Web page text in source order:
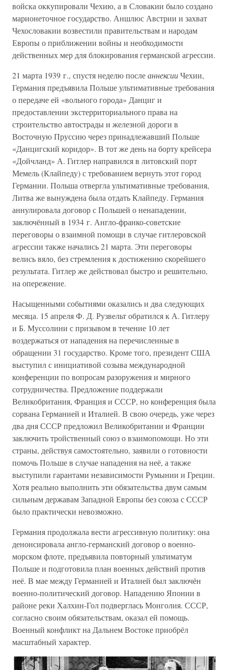
войска оккупировали Чехию, а в Словакии было создано
марионеточное государство. Аншлюс Австрии и захват
Чехословакии возвестили правительствам и народам
Европы о приближении войны и необходимости
действенных мер для блокирования германской агрессии.
21 марта 1939 г., спустя неделю послеаннексииЧехии,
Германия предъявила Польше ультимативные требования
о передаче ей «вольного города» Данциг и
предоставлении экстерриториального права на
строительство автострады и железной дороги в
Восточную Пруссию через принадлежавший Польше
«Данцигский коридор». В тот же день на борту крейсера
«Дойчланд» А. Гитлер направился в литовский порт
Мемель (Клайпеду) с требованием вернуть этот город
Германии. Польша отвергла ультимативные требования,
Литва же вынуждена была отдать Клайпеду. Германия
аннулировала договор с Польшей о ненападении,
заключённый в 1934 г. Англо-франко-советские
переговоры о взаимной помощи в случае гитлеровской
агрессии также начались 21 марта. Эти переговоры
велись вяло, без стремления к достижению скорейшего
результата. Гитлер же действовал быстро и решительно,
на опережение.
Насыщенными событиями оказались и два следующих
месяца. 15 апреля Ф. Д. Рузвельт обратился к А. Гитлеру
и Б. Муссолини с призывом в течение 10 лет
воздержаться от нападения на перечисленные в
обращении 31 государство. Кроме того, президент США
выступил с инициативой созыва международной
конференции по вопросам разоружения и мирного
сотрудничества. Предложение поддержали
Великобритания, Франция и СССР, но конференция была
сорвана Германией и Италией. В свою очередь, уже через
два дня СССР предложил Великобритании и Франции
заключить тройственный союз о взаимопомощи. Но эти
страны, действуя самостоятельно, заявили о готовности
помочь Польше в случае нападения на неё, а также
выступили гарантами независимости Румынии и Греции.
Хотя реально выполнить эти обязательства двум самым
сильным державам Западной Европы без союза с СССР
было практически невозможно.
Германия продолжала вести агрессивную политику: она
денонсировала англо-германский договор о военно-
морском флоте, предъявила повторный ультиматум
Польше и подготовила план военных действий против
неё. В мае между Германией и Италией был заключён
военно-политический договор. Нападению Японии в
районе реки Халхин-Гол подверглась Монголия. СССР,
согласно своим обязательствам, оказал ей помощь.
Военный конфликт на Дальнем Востоке приобрёл
масштабный характер.